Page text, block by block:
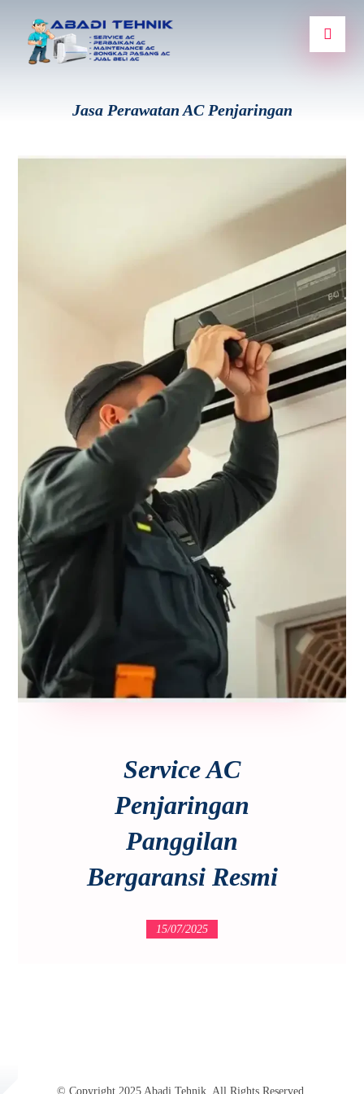
Jasa Perawatan AC Penjaringan
Service AC
Penjaringan
Panggilan
Bergaransi Resmi
15/07/2025
© Copyright 2025 Abadi Tehnik. All Rights Reserved.